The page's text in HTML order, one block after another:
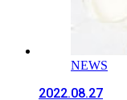
NEWS
2022.08.27